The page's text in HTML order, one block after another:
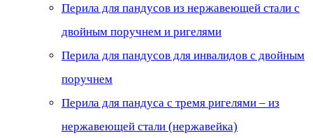
Перила для пандусов из нержавеющей стали с
двойным поручнем и ригелями
Перила для пандусов для инвалидов с двойным
поручнем
Перила для пандуса с тремя ригелями – из
нержавеющей стали (нержавейка)